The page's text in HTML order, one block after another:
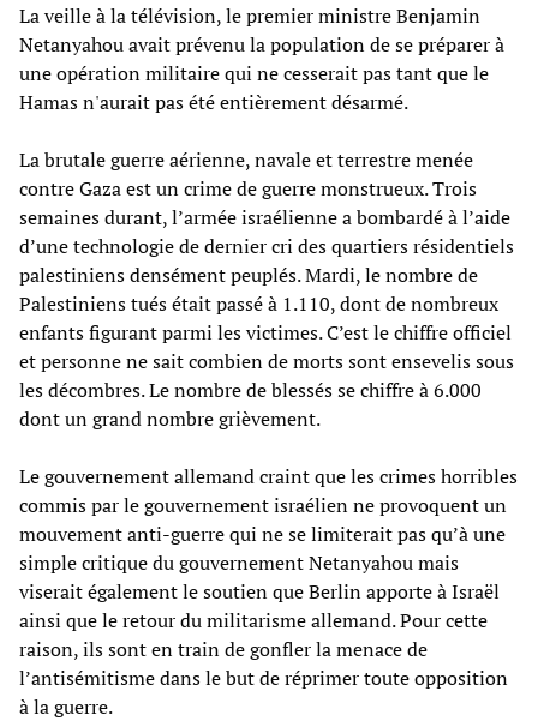
La veille à la télévision, le premier ministre Benjamin
Netanyahou avait prévenu la population de se préparer à
une opération militaire qui ne cesserait pas tant que le
Hamas n'aurait pas été entièrement désarmé.
La brutale guerre aérienne, navale et terrestre menée
contre Gaza est un crime de guerre monstrueux. Trois
semaines durant, l’armée israélienne a bombardé à l’aide
d’une technologie de dernier cri des quartiers résidentiels
palestiniens densément peuplés. Mardi, le nombre de
Palestiniens tués était passé à 1.110, dont de nombreux
enfants figurant parmi les victimes. C’est le chiffre officiel
et personne ne sait combien de morts sont ensevelis sous
les décombres. Le nombre de blessés se chiffre à 6.000
dont un grand nombre grièvement.
Le gouvernement allemand craint que les crimes horribles
commis par le gouvernement israélien ne provoquent un
mouvement anti-guerre qui ne se limiterait pas qu’à une
simple critique du gouvernement Netanyahou mais
viserait également le soutien que Berlin apporte à Israël
ainsi que le retour du militarisme allemand. Pour cette
raison, ils sont en train de gonfler la menace de
l’antisémitisme dans le but de réprimer toute opposition
à la guerre.